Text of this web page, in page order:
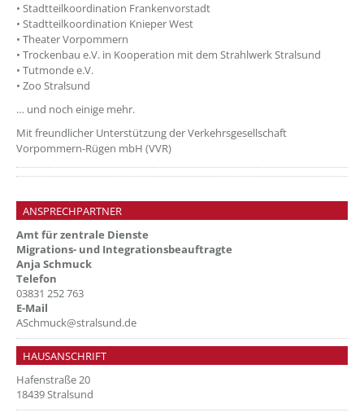
• Stadtteilkoordination Frankenvorstadt
• Stadtteilkoordination Knieper West
• Theater Vorpommern
• Trockenbau e.V. in Kooperation mit dem Strahlwerk Stralsund
• Tutmonde e.V.
• Zoo Stralsund
… und noch einige mehr.
Mit freundlicher Unterstützung der Verkehrsgesellschaft
Vorpommern-Rügen mbH (VVR)
ANSPRECHPARTNER
Amt für zentrale Dienste
Migrations- und Integrationsbeauftragte
Anja Schmuck
Telefon
03831 252 763
E-Mail
ASchmuck@stralsund.de
HAUSANSCHRIFT
Hafenstraße 20
18439 Stralsund